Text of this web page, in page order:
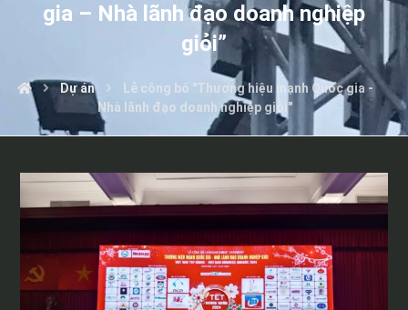
gia – Nhà lãnh đạo doanh nghiệp
giỏi”
Dự án
Lễ công bố "Thương hiệu mạnh Quốc gia -
Nhà lãnh đạo doanh nghiệp giỏi"